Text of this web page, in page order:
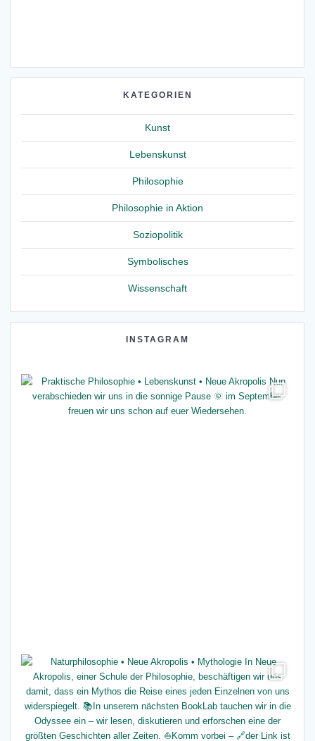
KATEGORIEN
Kunst
Lebenskunst
Philosophie
Philosophie in Aktion
Soziopolitik
Symbolisches
Wissenschaft
INSTAGRAM